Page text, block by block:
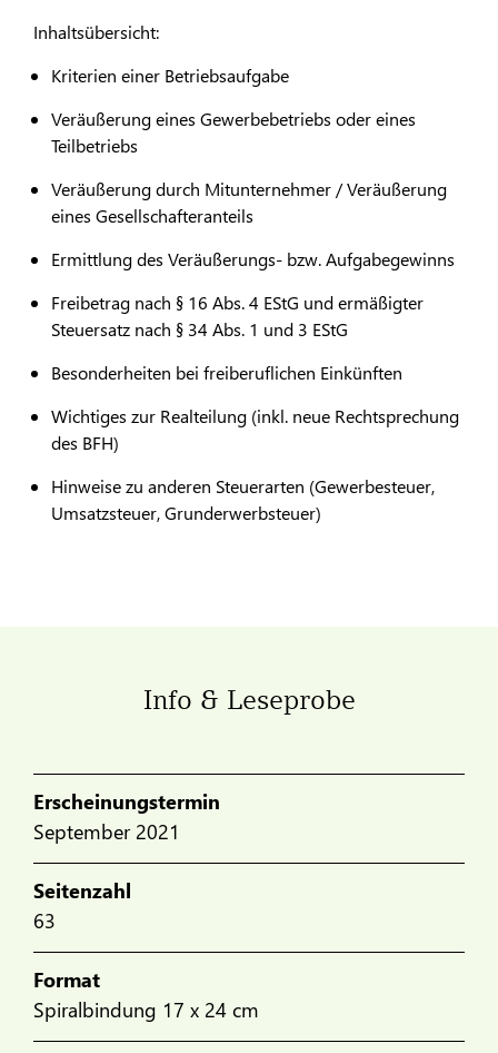
Inhaltsübersicht:
Kriterien einer Betriebsaufgabe
Veräußerung eines Gewerbebetriebs oder eines
Teilbetriebs
Veräußerung durch Mitunternehmer / Veräußerung
eines Gesellschafteranteils
Ermittlung des Veräußerungs- bzw. Aufgabegewinns
Freibetrag nach § 16 Abs. 4 EStG und ermäßigter
Steuersatz nach § 34 Abs. 1 und 3 EStG
Besonderheiten bei freiberuflichen Einkünften
Wichtiges zur Realteilung (inkl. neue Rechtsprechung
des BFH)
Hinweise zu anderen Steuerarten (Gewerbesteuer,
Umsatzsteuer, Grunderwerbsteuer)
Info & Leseprobe
Erscheinungstermin
September 2021
Seitenzahl
63
Format
Spiralbindung 17 x 24 cm